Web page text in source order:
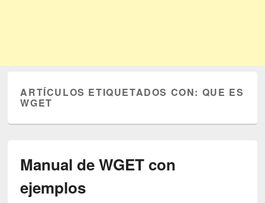
ARTÍCULOS ETIQUETADOS CON: QUE ES
WGET
Manual de WGET con
ejemplos